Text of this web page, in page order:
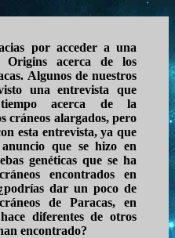
por acceder a una
Origins acerca de los
Algunos de nuestros
una entrevista que
acerca de la
cráneos alargados, pero
esta entrevista, ya que
que se hizo en
genéticas que se ha
encontrados en
dar un poco de
de Paracas, en
diferentes de otros
encontrado?